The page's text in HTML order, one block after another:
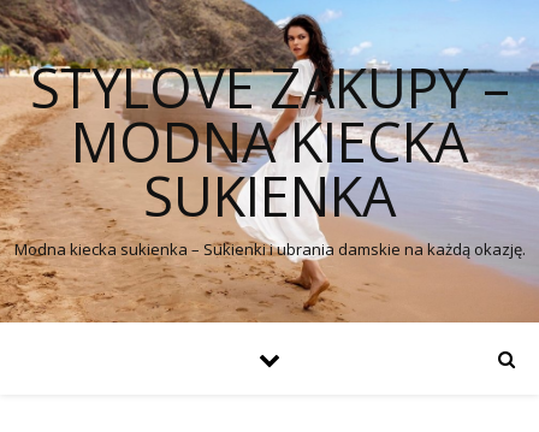
STYLOVE ZAKUPY –
MODNA KIECKA
SUKIENKA
Modna kiecka sukienka – Sukienki i ubrania damskie na każdą okazję.